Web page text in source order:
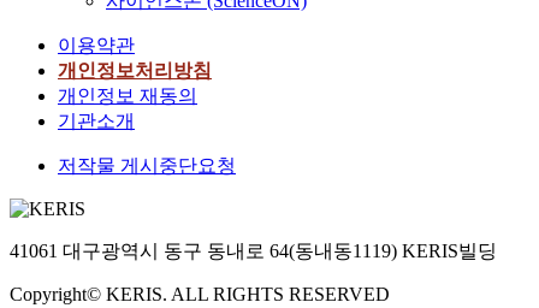
이용약관
개인정보처리방침
개인정보 재동의
기관소개
저작물 게시중단요청
41061 대구광역시 동구 동내로 64(동내동1119) KERIS빌딩
Copyright© KERIS. ALL RIGHTS RESERVED